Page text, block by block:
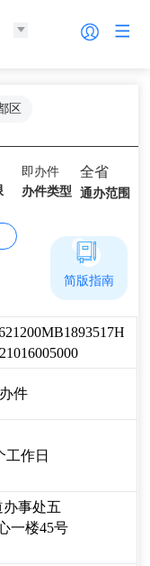
区
即办件
办件类型
全省
通办范围
件
工作日
事处五
一楼45号
简版指南